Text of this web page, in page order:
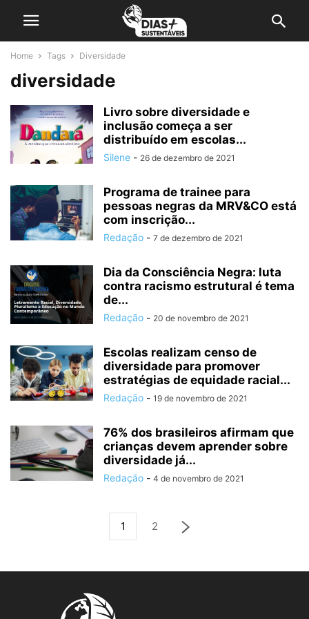
Home Tags Diversidade
diversidade
Livro sobre diversidade e
inclusão começa a ser
distribuído em escolas...
Silene - 26 de dezembro de 2021
Programa de trainee para
pessoas negras da MRV&CO está
com inscrição...
Redação - 7 de dezembro de 2021
Dia da Consciência Negra: luta
contra racismo estrutural é tema
de...
Redação - 20 de novembro de 2021
Escolas realizam censo de
diversidade para promover
estratégias de equidade racial...
Redação - 19 de novembro de 2021
76% dos brasileiros afirmam que
crianças devem aprender sobre
diversidade já...
Redação - 4 de novembro de 2021
1 2